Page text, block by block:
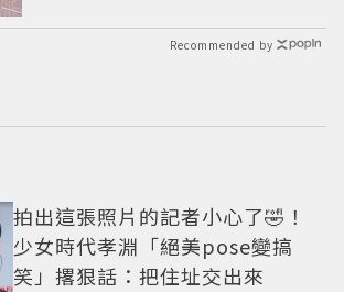
Recommended by
拍出這張照片的記者小心了🤣！
少女時代孝淵「絕美pose變搞
笑」撂狠話：把住址交出來